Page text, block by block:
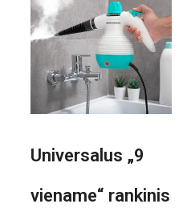
Universalus „9
viename“ rankinis